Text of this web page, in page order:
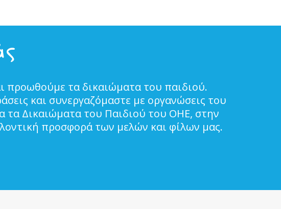
προωθούμε τα δικαιώματα του παιδιού.
και συνεργαζόμαστε με οργανώσεις του
τα Δικαιώματα του Παιδιού του ΟΗΕ, στην
προσφορά των μελών και φίλων μας.